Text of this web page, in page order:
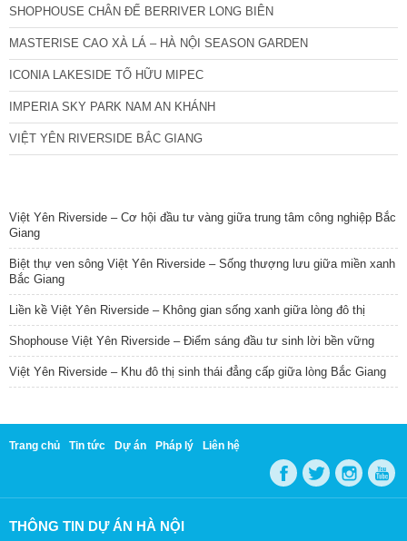
SHOPHOUSE CHÂN ĐẾ BERRIVER LONG BIÊN
MASTERISE CAO XÀ LÁ – HÀ NỘI SEASON GARDEN
ICONIA LAKESIDE TỐ HỮU MIPEC
IMPERIA SKY PARK NAM AN KHÁNH
VIỆT YÊN RIVERSIDE BẮC GIANG
Việt Yên Riverside – Cơ hội đầu tư vàng giữa trung tâm công nghiệp Bắc
Giang
Biệt thự ven sông Việt Yên Riverside – Sống thượng lưu giữa miền xanh
Bắc Giang
Liền kề Việt Yên Riverside – Không gian sống xanh giữa lòng đô thị
Shophouse Việt Yên Riverside – Điểm sáng đầu tư sinh lời bền vững
Việt Yên Riverside – Khu đô thị sinh thái đẳng cấp giữa lòng Bắc Giang
Trang chủ Tin tức Dự án Pháp lý Liên hệ
THÔNG TIN DỰ ÁN HÀ NỘI